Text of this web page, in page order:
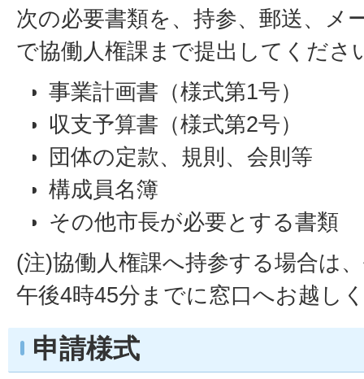
次の必要書類を、持参、郵送、メ
で協働人権課まで提出してくださ
事業計画書（様式第1号）
収支予算書（様式第2号）
団体の定款、規則、会則等
構成員名簿
その他市長が必要とする書類
(注)協働人権課へ持参する場合は
午後4時45分までに窓口へお越し
申請様式